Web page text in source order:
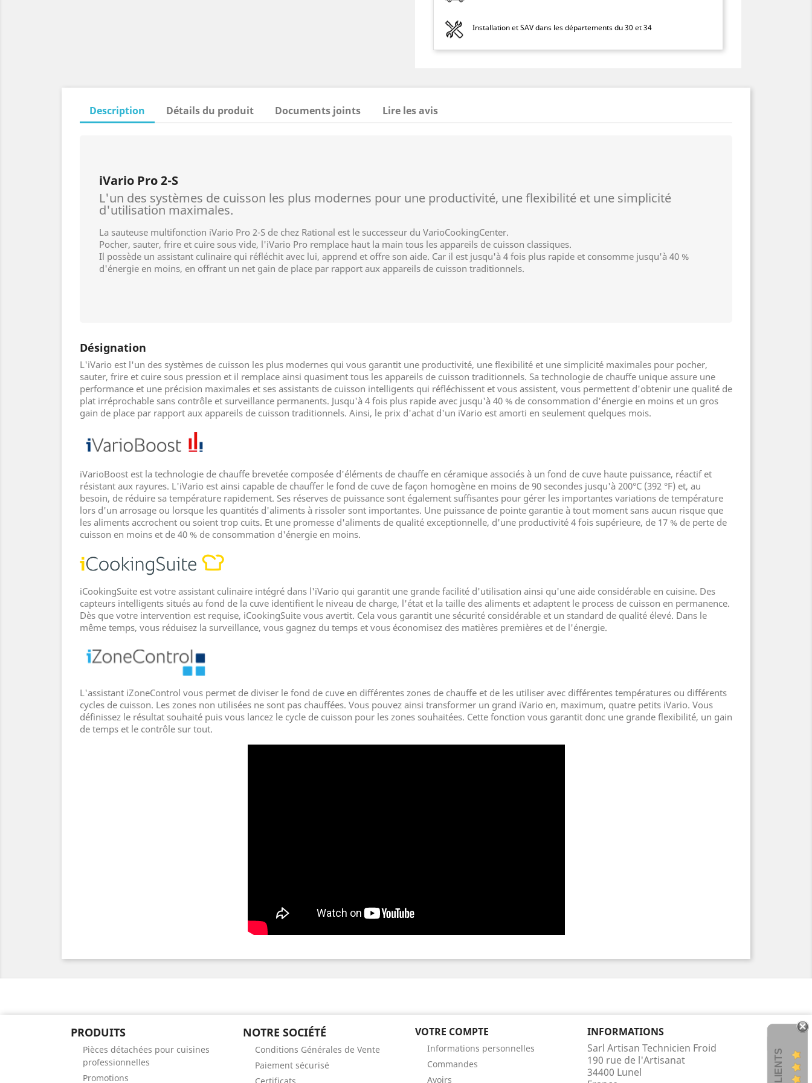
Installation et SAV dans les départements du 30 et 34
Description Détails du produit Documents joints Lire les avis
iVario Pro 2-S
L'un des systèmes de cuisson les plus modernes pour une productivité, une flexibilité et une simplicité
d'utilisation maximales.
La sauteuse multifonction iVario Pro 2-S de chez Rational est le successeur du VarioCookingCenter.
Pocher, sauter, frire et cuire sous vide, l'iVario Pro remplace haut la main tous les appareils de cuisson classiques.
Il possède un assistant culinaire qui réfléchit avec lui, apprend et offre son aide. Car il est jusqu'à 4 fois plus rapide et consomme jusqu'à 40 %
d'énergie en moins, en offrant un net gain de place par rapport aux appareils de cuisson traditionnels.
Désignation
L'iVario est l'un des systèmes de cuisson les plus modernes qui vous garantit une productivité, une flexibilité et une simplicité maximales pour pocher,
sauter, frire et cuire sous pression et il remplace ainsi quasiment tous les appareils de cuisson traditionnels. Sa technologie de chauffe unique assure une
performance et une précision maximales et ses assistants de cuisson intelligents qui réfléchissent et vous assistent, vous permettent d'obtenir une qualité de
plat irréprochable sans contrôle et surveillance permanents. Jusqu'à 4 fois plus rapide avec jusqu'à 40 % de consommation d'énergie en moins et un gros
gain de place par rapport aux appareils de cuisson traditionnels. Ainsi, le prix d'achat d'un iVario est amorti en seulement quelques mois.
iVarioBoost est la technologie de chauffe brevetée composée d'éléments de chauffe en céramique associés à un fond de cuve haute puissance, réactif et
résistant aux rayures. L'iVario est ainsi capable de chauffer le fond de cuve de façon homogène en moins de 90 secondes jusqu'à 200°C (392 °F) et, au
besoin, de réduire sa température rapidement. Ses réserves de puissance sont également suffisantes pour gérer les importantes variations de température
lors d'un arrosage ou lorsque les quantités d'aliments à rissoler sont importantes. Une puissance de pointe garantie à tout moment sans aucun risque que
les aliments accrochent ou soient trop cuits. Et une promesse d'aliments de qualité exceptionnelle, d'une productivité 4 fois supérieure, de 17 % de perte de
cuisson en moins et de 40 % de consommation d'énergie en moins.
iCookingSuite est votre assistant culinaire intégré dans l'iVario qui garantit une grande facilité d'utilisation ainsi qu'une aide considérable en cuisine. Des
capteurs intelligents situés au fond de la cuve identifient le niveau de charge, l'état et la taille des aliments et adaptent le process de cuisson en permanence.
Dès que votre intervention est requise, iCookingSuite vous avertit. Cela vous garantit une sécurité considérable et un standard de qualité élevé. Dans le
même temps, vous réduisez la surveillance, vous gagnez du temps et vous économisez des matières premières et de l'énergie.
L'assistant iZoneControl vous permet de diviser le fond de cuve en différentes zones de chauffe et de les utiliser avec différentes températures ou différents
cycles de cuisson. Les zones non utilisées ne sont pas chauffées. Vous pouvez ainsi transformer un grand iVario en, maximum, quatre petits iVario. Vous
définissez le résultat souhaité puis vous lancez le cycle de cuisson pour les zones souhaitées. Cette fonction vous garantit donc une grande flexibilité, un gain
de temps et le contrôle sur tout.
PRODUITS
Pièces détachées pour cuisines
professionnelles
Promotions
NOTRE SOCIÉTÉ
Conditions Générales de Vente
Paiement sécurisé
VOTRE COMPTE
Informations personnelles
Commandes
Avoirs
INFORMATIONS
Sarl Artisan Technicien Froid
190 rue de l'Artisanat
34400 Lunel